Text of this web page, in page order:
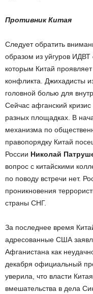
Противник Китая
Следует обратить
образом из уйгуров
которым Китай
конфликта. Джихадисты
головной болью для
Сейчас афганский
разных площадках. В
механизма по
правопорядку Китай
России Николай
вопрос с китайскими
по поводу встречи нет.
проникновения
страны СНГ.
За последнее время
адресованные США
Афганистана как
декабря официальный
уверила, что власти
вмешательства в дела